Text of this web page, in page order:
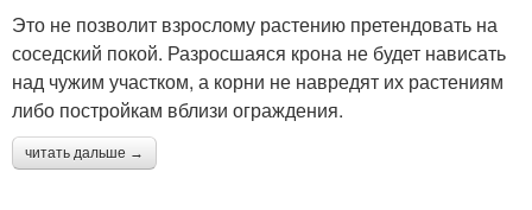
Это не позволит взрослому растению претендовать на
соседский покой. Разросшаяся крона не будет нависать
над чужим участком, а корни не навредят их растениям
либо постройкам вблизи ограждения.
читать дальше →